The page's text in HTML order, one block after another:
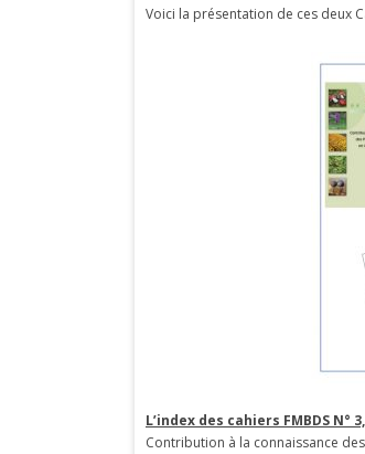
Voici la présentation de ces deux
L’index des cahiers FMBDS
Contribution à la connaissance